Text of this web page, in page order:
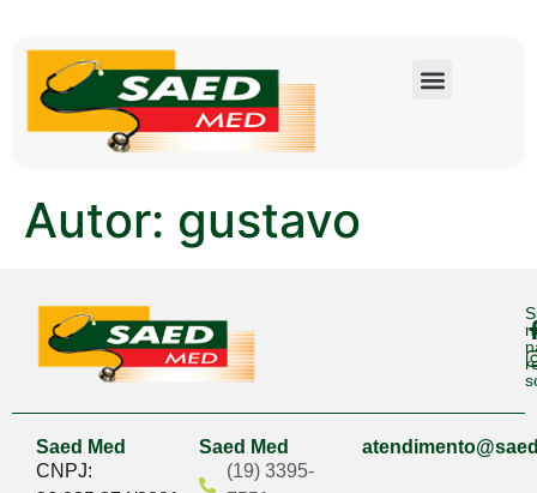
Autor: gustavo
Saed Med
CNPJ:
Saed Med
(19) 3395-